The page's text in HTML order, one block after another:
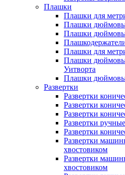
Плашки
Плашки для
Плашки
Плашки
Плашки для
Плашки
Уитворта
Плашки
Развертки
Развертки
Развертки
Развертки
Развертки
Развертки
Развертки
хвостовиком
Развертки
хвостовиком